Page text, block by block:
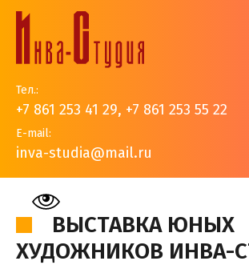
Тел.:
+7 861 253 41 29, +7 861 253 55 22
E-mail:
inva-studia@mail.ru
На главную > События > Видео >
ВЫСТАВКА ЮНЫХ
ХУДОЖНИКОВ ИНВА-